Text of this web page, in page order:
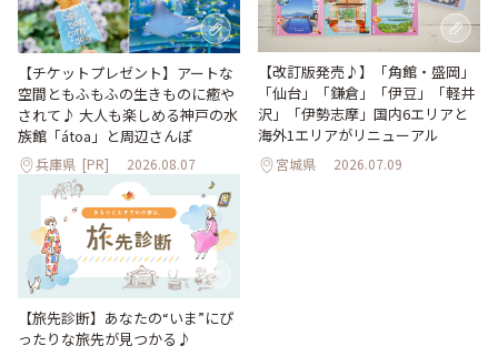
【チケットプレゼント】アートな
空間ともふもふの生きものに癒や
されて♪ 大人も楽しめる神戸の水
族館「átoa」と周辺さんぽ
兵庫県 [PR] 2026.08.07
【改訂版発売♪】「角館・盛岡」
「仙台」「鎌倉」「伊豆」「軽井
沢」「伊勢志摩」国内6エリアと
海外1エリアがリニューアル
宮城県 2026.07.09
【旅先診断】あなたの“いま”にぴ
ったりな旅先が見つかる♪